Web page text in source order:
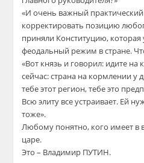
«И очень важный
корректировать позицию
приняли Конституцию, которая
феодальный режим в стране.
«Вот князь и говорил: идите
сейчас: страна на кормлении у
тебе этот регион, тебе это
Всю элиту все устраивает. Ей
тоже».
Любому понятно, кого имеет
царе.
Это – Владимир ПУТИН.